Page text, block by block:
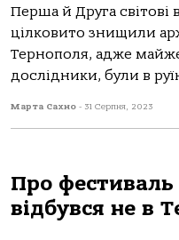
Перша й Друга світові
цілковито знищили
Тернополя, адже
дослідники, були в
Марта Сахно - 31 Серпня, 2023
Про
відбувся не в